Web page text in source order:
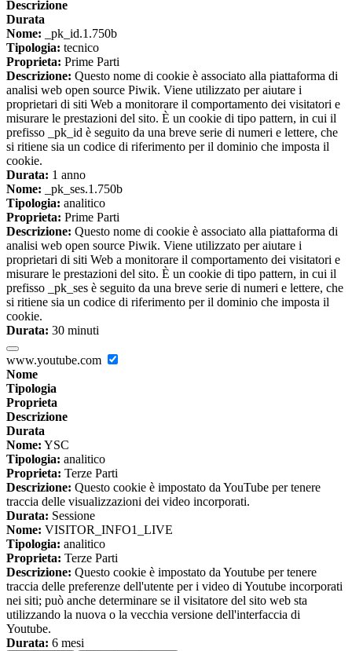
Descrizione
Durata
Nome: _pk_id.1.750b
Tipologia: tecnico
Proprieta: Prime Parti
Descrizione: Questo nome di cookie è associato alla piattaforma di
analisi web open source Piwik. Viene utilizzato per aiutare i
proprietari di siti Web a monitorare il comportamento dei visitatori e
misurare le prestazioni del sito. È un cookie di tipo pattern, in cui il
prefisso _pk_id è seguito da una breve serie di numeri e lettere, che
si ritiene sia un codice di riferimento per il dominio che imposta il
cookie.
Durata: 1 anno
Nome: _pk_ses.1.750b
Tipologia: analitico
Proprieta: Prime Parti
Descrizione: Questo nome di cookie è associato alla piattaforma di
analisi web open source Piwik. Viene utilizzato per aiutare i
proprietari di siti Web a monitorare il comportamento dei visitatori e
misurare le prestazioni del sito. È un cookie di tipo pattern, in cui il
prefisso _pk_ses è seguito da una breve serie di numeri e lettere, che
si ritiene sia un codice di riferimento per il dominio che imposta il
cookie.
Durata: 30 minuti
www.youtube.com
Nome
Tipologia
Proprieta
Descrizione
Durata
Nome: YSC
Tipologia: analitico
Proprieta: Terze Parti
Descrizione: Questo cookie è impostato da YouTube per tenere
traccia delle visualizzazioni dei video incorporati.
Durata: Sessione
Nome: VISITOR_INFO1_LIVE
Tipologia: analitico
Proprieta: Terze Parti
Descrizione: Questo cookie è impostato da Youtube per tenere
traccia delle preferenze dell'utente per i video di Youtube incorporati
nei siti; può anche determinare se il visitatore del sito web sta
utilizzando la nuova o la vecchia versione dell'interfaccia di
Youtube.
Durata: 6 mesi